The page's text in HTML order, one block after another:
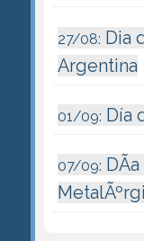
27/08: Dia
Argentina
01/09: Día
07/09: